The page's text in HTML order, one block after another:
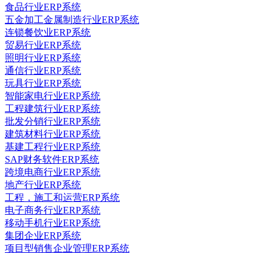
食品行业ERP系统
五金加工金属制造行业ERP系统
连锁餐饮业ERP系统
贸易行业ERP系统
照明行业ERP系统
通信行业ERP系统
玩具行业ERP系统
智能家电行业ERP系统
工程建筑行业ERP系统
批发分销行业ERP系统
建筑材料行业ERP系统
基建工程行业ERP系统
SAP财务软件ERP系统
跨境电商行业ERP系统
地产行业ERP系统
工程，施工和运营ERP系统
电子商务行业ERP系统
移动手机行业ERP系统
集团企业ERP系统
项目型销售企业管理ERP系统